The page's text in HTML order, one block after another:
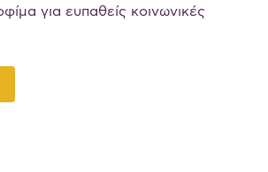
για ευπαθείς κοινωνικές